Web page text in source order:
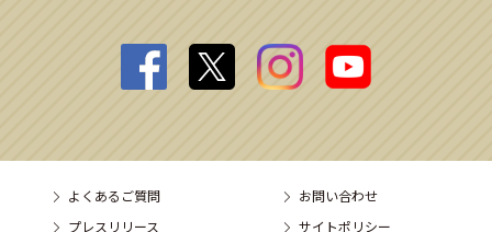
よくあるご質問
お問い合わせ
プレスリリース
サイトポリシー